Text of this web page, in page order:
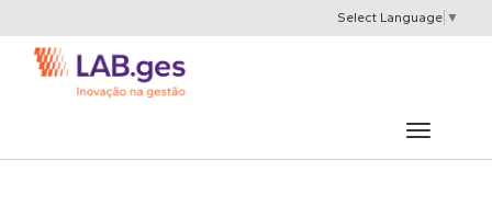
Select Language ▼